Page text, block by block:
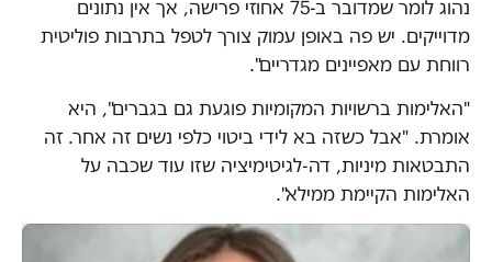
נהוג לומר שמדובר ב-75 אחוזי פרישה, אך אין נתונים
מדוייקים. יש פה באופן עמוק צורך לטפל בתרבות פוליטית
רווחת עם מאפיינים מגדריים".
"האלימות ברשויות המקומיות פוגעת גם בגברים", היא
אומרת. "אבל כשזה בא לידי ביטוי כלפי נשים זה אחר. זה
התבטאות מיניות, דה-לגיטימיציה שזו עוד שכבה על
האלימות הקיימת ממילא".